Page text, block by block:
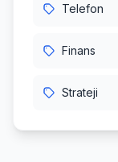
Telefon
Finans
Strateji